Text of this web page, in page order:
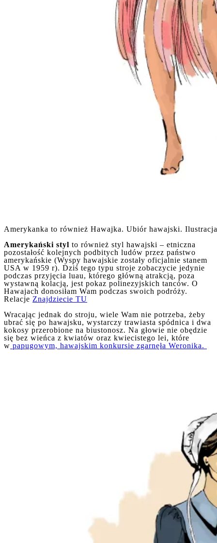
Amerykanka to również Hawajka. Ubiór hawajski.
Amerykański styl to również styl hawajski – etniczna
pozostałość kolejnych podbitych ludów przez państwo
amerykańskie (Wyspy hawajskie zostały oficjalnie stanem
USA w 1959 r). Dziś tego typu stroje zobaczycie jedynie
podczas przyjęcia luau, którego główną atrakcją, poza
wystawną kolacją, jest pokaz polinezyjskich tanców. O
Hawajach donosiłam Wam podczas swoich podróży.
Relacje Znajdziecie TU
Wracając jednak do stroju, wiele Wam nie potrzeba, żeby
ubrać się po hawajsku, wystarczy trawiasta spódnica i dwa
kokosy przerobione na biustonosz. Na głowie nie obędzie
się bez wieńca z kwiatów oraz kwiecistego lei, które
w papugowym, hawajskim konkursie zgarnęła Weronika.